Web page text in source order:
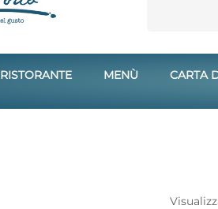
RISTORANTE MENÙ CARTA